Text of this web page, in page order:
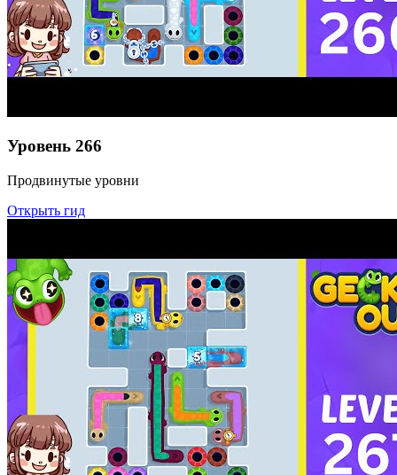
Уровень 266
Продвинутые уровни
Открыть гид